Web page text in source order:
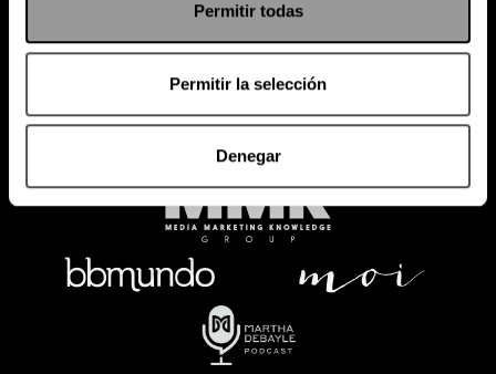
Permitir todas
Permitir la selección
Denegar
SACA TU ID